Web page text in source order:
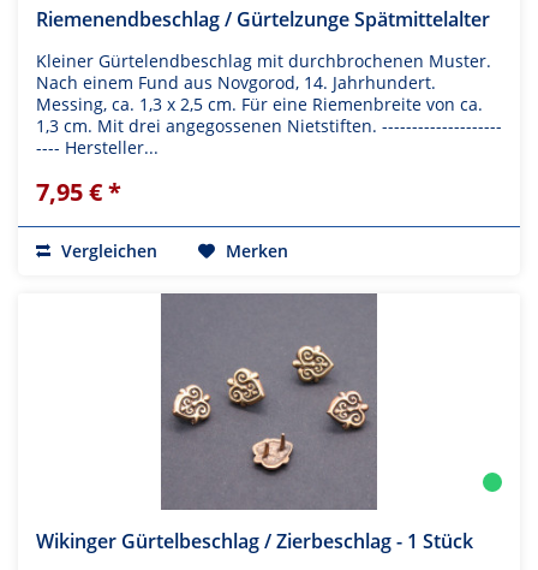
Riemenendbeschlag / Gürtelzunge Spätmittelalter
Kleiner Gürtelendbeschlag mit durchbrochenen Muster.
Nach einem Fund aus Novgorod, 14. Jahrhundert.
Messing, ca. 1,3 x 2,5 cm. Für eine Riemenbreite von ca.
1,3 cm. Mit drei angegossenen Nietstiften. --------------------
---- Hersteller...
7,95 € *
Vergleichen Merken
Wikinger Gürtelbeschlag / Zierbeschlag - 1 Stück